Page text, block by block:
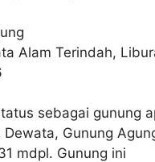
sebagai gunung
Dewata, Gunung
mdpl. Gunung ini